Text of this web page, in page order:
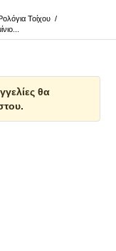
Τοίχου /
θα